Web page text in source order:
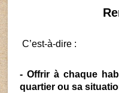
C’est-à-dire :
- Offrir à chaque
quartier ou sa